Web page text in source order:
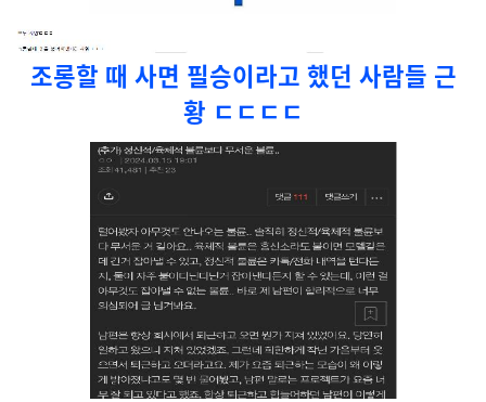
조롱할 때 사면 필승이라고 했던 사람들 근
황 ㄷㄷㄷㄷ